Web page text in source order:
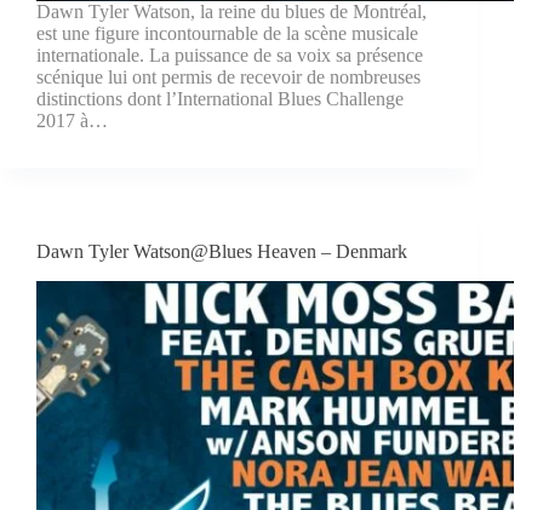
Dawn Tyler Watson, la reine du blues de Montréal,
est une figure incontournable de la scène musicale
internationale. La puissance de sa voix sa présence
scénique lui ont permis de recevoir de nombreuses
distinctions dont l’International Blues Challenge
2017 à…
Dawn Tyler Watson@Blues Heaven – Denmark